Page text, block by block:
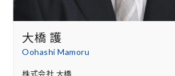
大橋 護
Oohashi Mamoru
株式会社 大橋